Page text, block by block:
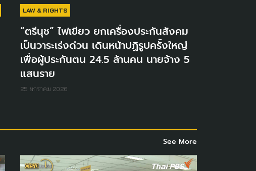
LAW & RIGHTS
“ตรีนุช” ไฟเขียว ยกเครื่องประกันสังคม
เป็นวาระเร่งด่วน เดินหน้าปฏิรูปครั้งใหญ่
เพื่อผู้ประกันตน 24.5 ล้านคน นายจ้าง 5
แสนราย
25 มกราคม 2026
See More